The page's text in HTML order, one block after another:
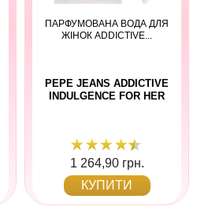
ПАРФУМОВАНА ВОДА ДЛЯ
ЖІНОК ADDICTIVE...
PEPE JEANS ADDICTIVE
INDULGENCE FOR HER
1 264,90 грн.
КУПИТИ